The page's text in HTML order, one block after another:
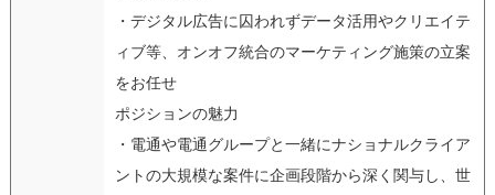
・デジタル広告に囚われずデータ活用やクリエイテ
ィブ等、オンオフ統合のマーケティング施策の立案
をお任せ
ポジションの魅力
・電通や電通グループと一緒にナショナルクライア
ントの大規模な案件に企画段階から深く関与し、世